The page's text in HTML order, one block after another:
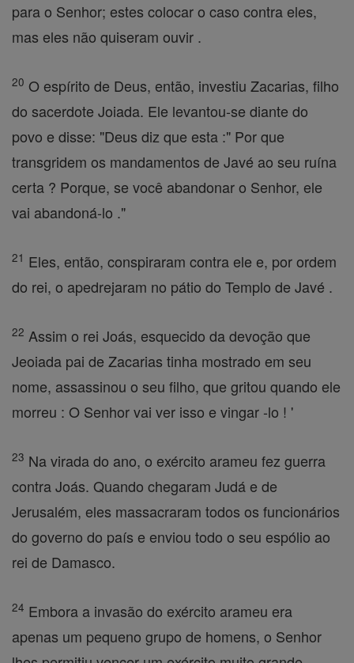
para o Senhor; estes colocar o caso contra eles,
mas eles não quiseram ouvir .
20 O espírito de Deus, então, investiu Zacarias, filho
do sacerdote Joiada. Ele levantou-se diante do
povo e disse: "Deus diz que esta :" Por que
transgridem os mandamentos de Javé ao seu ruína
certa ? Porque, se você abandonar o Senhor, ele
vai abandoná-lo ."
21 Eles, então, conspiraram contra ele e, por ordem
do rei, o apedrejaram no pátio do Templo de Javé .
22 Assim o rei Joás, esquecido da devoção que
Jeoiada pai de Zacarias tinha mostrado em seu
nome, assassinou o seu filho, que gritou quando ele
morreu : O Senhor vai ver isso e vingar -lo ! '
23 Na virada do ano, o exército arameu fez guerra
contra Joás. Quando chegaram Judá e de
Jerusalém, eles massacraram todos os funcionários
do governo do país e enviou todo o seu espólio ao
rei de Damasco.
24 Embora a invasão do exército arameu era
apenas um pequeno grupo de homens, o Senhor